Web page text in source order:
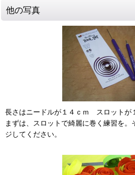
他の写真
長さはニードルが１４ｃｍ スロットが
まずは、スロットで綺麗に巻く練習を
ジしてください。